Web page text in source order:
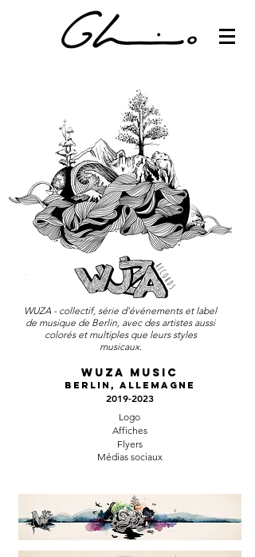
WUZA - collectif, série d'événements et label
de musique de Berlin, avec des artistes aussi
colorés et multiples que leurs styles
musicaux.
wuza music
Berlin, Allemagne
2019-2023
Logo
Affiches
Flyers
Médias sociaux